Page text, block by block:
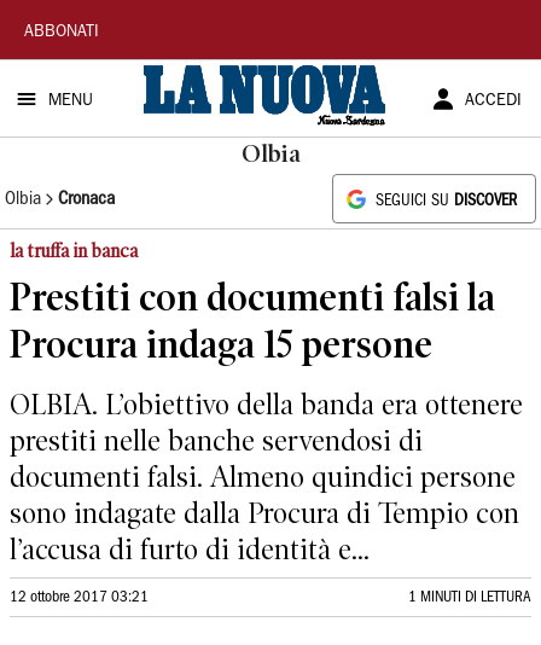
La
Nuova
Sardegna
ABBONATI
MENU ACCEDI
Olbia
Olbia Cronaca SEGUICI SU DISCOVER
la truffa in banca
Prestiti con documenti falsi la
Procura indaga 15 persone
OLBIA. L’obiettivo della banda era ottenere
prestiti nelle banche servendosi di
documenti falsi. Almeno quindici persone
sono indagate dalla Procura di Tempio con
l’accusa di furto di identità e...
12 ottobre 2017 03:21 1 MINUTI DI LETTURA